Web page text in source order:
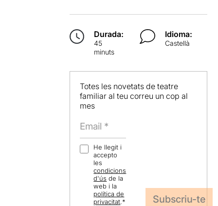
Durada:
45
minuts
Idioma:
Castellà
Totes les novetats de teatre
familiar al teu correu un cop al
mes
He llegit i
accepto
les
condicions
d'ús de la
web i la
política de
privacitat.*